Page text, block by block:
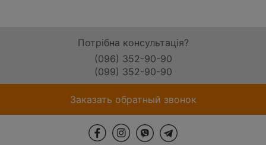
Потрібна консультація?
(096) 352-90-90
(099) 352-90-90
Заказать обратный звонок